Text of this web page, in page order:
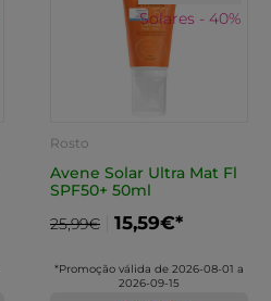
Solares - 40%
Rosto
Avene Solar Ultra Mat Fl
SPF50+ 50ml
25,99€
15,59€*
*Promoção válida de 2026-08-01 a
2026-09-15